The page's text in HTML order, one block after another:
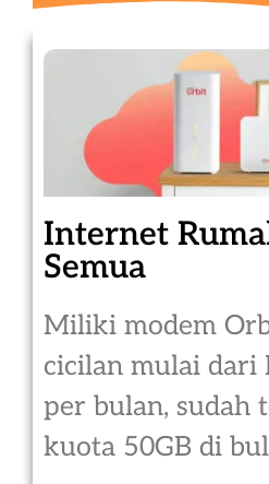
Internet
Semua
Miliki modem
cicilan mulai dari
per bulan, sudah
kuota 50GB di